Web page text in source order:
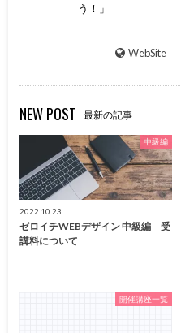
う！」
WebSite
NEW POST 最新の記事
中級編
2022.10.23
ゼロイチWEBデザイン 中級編 受
講料について
開催講座一覧